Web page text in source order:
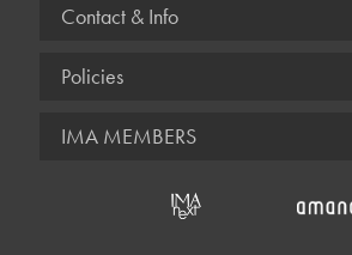
Contact & Info
Policies
IMA MEMBERS